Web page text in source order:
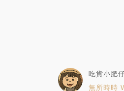
吃貨小肥
無所時時